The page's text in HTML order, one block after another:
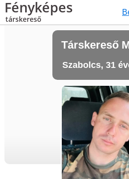
Fényképes
társkereső
Társkereső
Szabolcs, 31